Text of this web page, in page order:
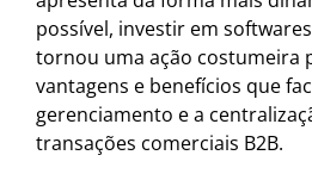
possível, investir em
tornou uma ação costumeira
vantagens e benefícios que
gerenciamento e a
transações comerciais B2B.